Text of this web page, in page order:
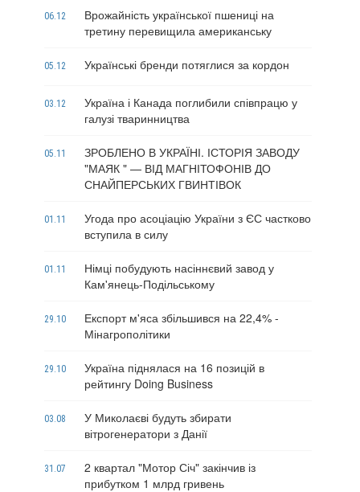
06.12
Врожайність української пшениці на
третину перевищила американську
05.12 Українські бренди потяглися за кордон
03.12
Україна і Канада поглибили співпрацю у
галузі тваринництва
05.11
ЗРОБЛЕНО В УКРАЇНІ. ІСТОРІЯ ЗАВОДУ
"МАЯК " — ВІД МАГНІТОФОНІВ ДО
СНАЙПЕРСЬКИХ ГВИНТІВОК
01.11
Угода про асоціацію України з ЄС частково
вступила в силу
01.11
Німці побудують насіннєвий завод у
Кам'янець-Подільському
29.10
Експорт м'яса збільшився на 22,4% -
Мінагрополітики
29.10
Україна піднялася на 16 позицій в
рейтингу Doing Business
03.08
У Миколаєві будуть збирати
вітрогенератори з Данії
31.07
2 квартал "Мотор Січ" закінчив із
прибутком 1 млрд гривень